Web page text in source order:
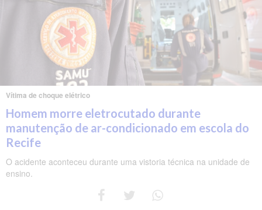
Vítima de choque elétrico
Homem morre eletrocutado durante
manutenção de ar-condicionado em escola do
Recife
O acidente aconteceu durante uma vistoria técnica na unidade de
ensino.